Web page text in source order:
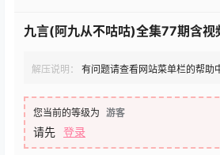
九言(阿九从不咕咕)全集77期含视
解压说明： 有问题请查看网站菜单栏的帮助
您当前的等级为 游客
请先 登录